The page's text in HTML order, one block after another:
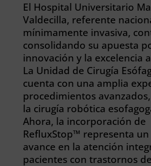
El Hospital Universitario
Valdecilla, referente
mínimamente invasiva,
consolidando su apuesta
innovación y la excelencia
La Unidad de Cirugía
cuenta con una amplia
procedimientos
la cirugía robótica
Ahora, la incorporación de
RefluxStop™ representa
avance en la atención
pacientes con trastornos